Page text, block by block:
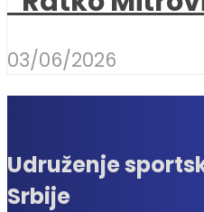
03/06/2026
Udruženje
Srbije